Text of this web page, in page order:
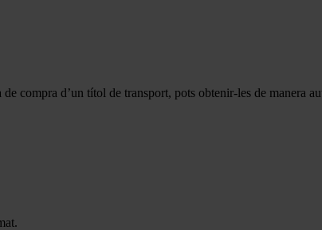
compra d’un títol de transport, pots obtenir-les de manera